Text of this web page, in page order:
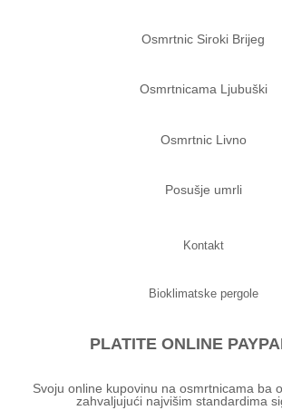
Osmrtnic Siroki Brijeg
Osmrtnicama Ljubuški
Osmrtnic Livno
Posušje umrli
Kontakt
Bioklimatske pergole
PLATITE ONLINE
Svoju online kupovinu na osmrtnicama ba
zahvaljujući najvišim standardima